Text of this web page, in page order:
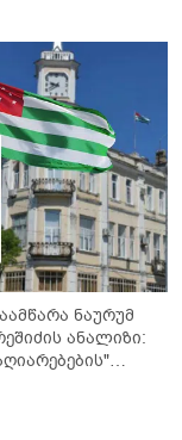
ნაურუმ
ანალიზი: